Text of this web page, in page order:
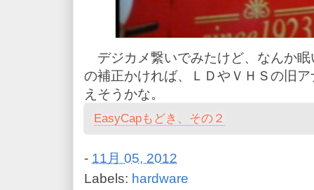
デジカメ繋いでみたけど、なんか
の補正かければ、ＬＤやＶＨＳの旧
えそうかな。
EasyCapもどき、その２
- 11月 05, 2012
Labels: hardware